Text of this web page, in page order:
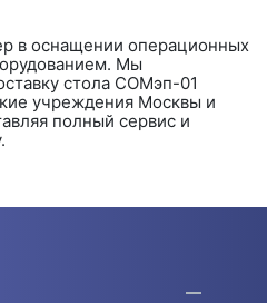
в оснащении операционных
Мы
стола СОМэп-01
учреждения Москвы и
полный сервис и